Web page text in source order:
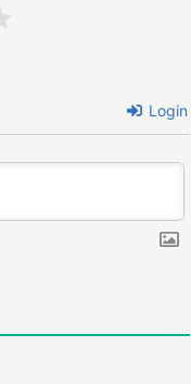
Login